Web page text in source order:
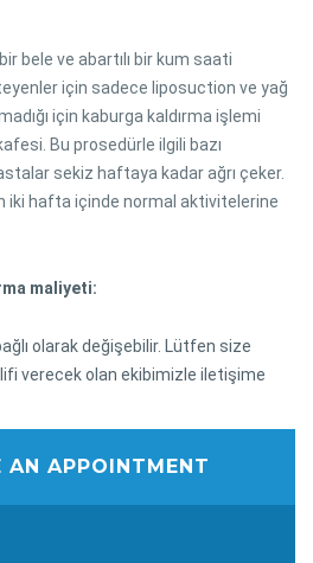
bele ve abartılı bir kum saati
için sadece liposuction ve yağ
için kaburga kaldırma işlemi
Bu prosedürle ilgili bazı
sekiz haftaya kadar ağrı çeker.
iki hafta içinde normal aktivitelerine
maliyeti:
olarak değişebilir. Lütfen size
verecek olan ekibimizle iletişime
AN APPOINTMENT